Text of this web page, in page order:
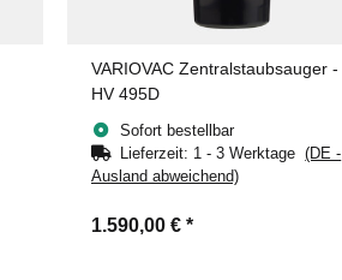
VARIOVAC Zentralstaubsauger -
HV 495D
Sofort bestellbar
Lieferzeit: 1 - 3 Werktage(DE -
Ausland abweichend)
1.590,00 € *